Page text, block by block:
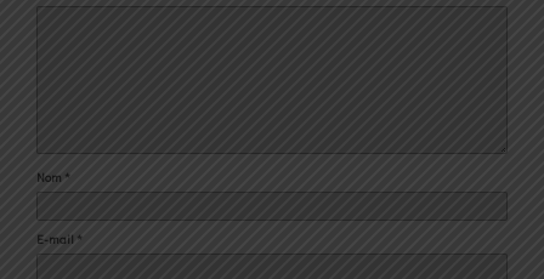
Nom *
E-mail *